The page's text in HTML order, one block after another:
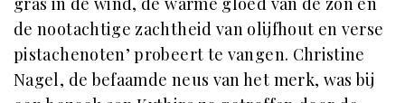
de nootachtige zachtheid van olijfhout en verse
pistachenoten’ probeert te vangen. Christine
Nagel, de befaamde neus van het merk, was bij